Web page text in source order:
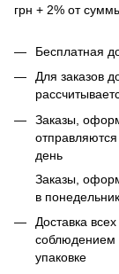
грн + 2% от
Бесплатная
Для заказов
Заказы,
день
Заказы,
в понедельник
Доставка
соблюдением
упаковке